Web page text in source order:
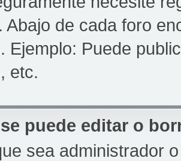
Abajo de cada foro
Ejemplo: Puede
etc.
puede editar o
sea administrador